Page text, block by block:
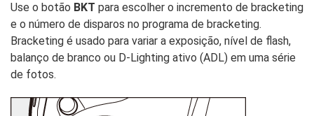
Use o botão BKT para escolher o incremento de bracketing
e o número de disparos no programa de bracketing.
Bracketing é usado para variar a exposição, nível de flash,
balanço de branco ou D‑Lighting ativo (ADL) em uma série
de fotos.